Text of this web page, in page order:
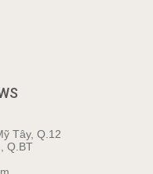
Tây, Q.12
Q.BT